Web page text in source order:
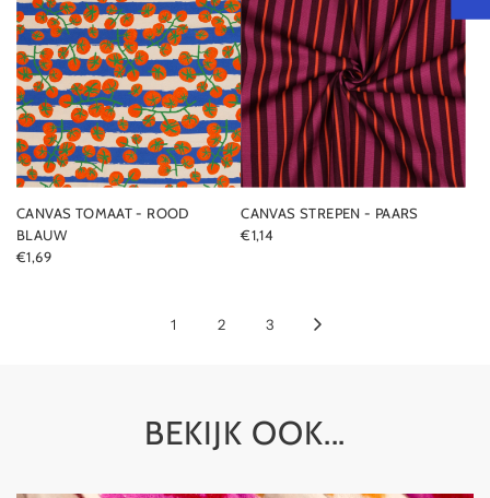
CANVAS TOMAAT - ROOD
BLAUW
€1,69
CANVAS STREPEN - PAARS
€1,14
1 2 3
BEKIJK OOK...